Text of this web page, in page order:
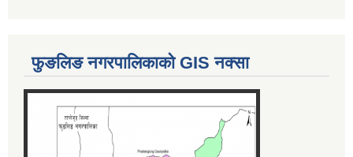
फुङलिङ नगरपालिकाको GIS नक्सा